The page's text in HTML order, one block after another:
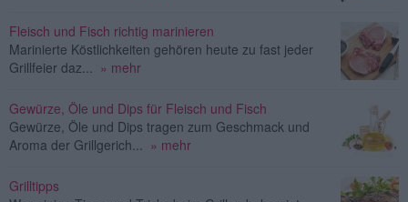
Fleisch und Fisch richtig marinieren
Marinierte Köstlichkeiten gehören heute zu fast jeder
Grillfeier daz...
» mehr
Gewürze, Öle und Dips für Fleisch und Fisch
Gewürze, Öle und Dips tragen zum Geschmack und
Aroma der Grillgerich...
» mehr
Grilltipps